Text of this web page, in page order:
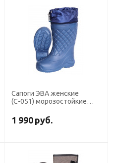
Сапоги ЭВА женские
(С-051) морозостойкие
манжетой, цв. Синий
1 990 руб.